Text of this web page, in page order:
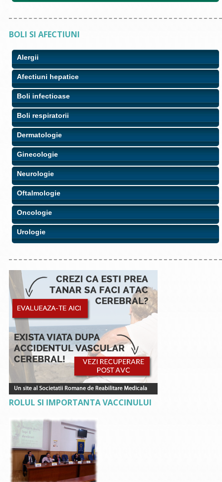
BOLI SI AFECTIUNI
Alergii
Afectiuni hepatice
Boli infectioase
Boli respiratorii
Dermatologie
Ginecologie
Neurologie
Oftalmologie
Oncologie
Urologie
ROLUL SI IMPORTANTA VACCINULUI